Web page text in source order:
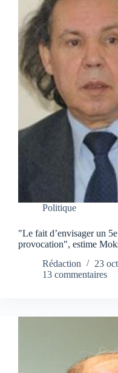
Politique
"Le fait d’envisager un
provocation", estime
Rédaction
23
13 commentaires